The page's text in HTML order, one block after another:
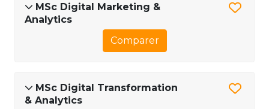
MSc Digital Marketing &
Analytics
Comparer
MSc Digital Transformation
& Analytics